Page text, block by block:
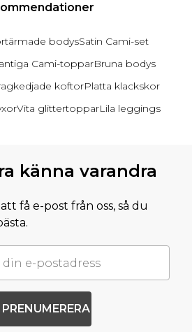
bodysSatin Cami-set
Cami-topparBruna bodys
koftorPlatta klackskor
Vita glittertopparLila leggings
känna varandra
få e-post från oss, så du
PRENUMERERA